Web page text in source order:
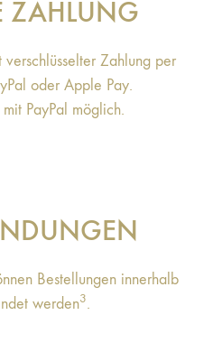
ZAHLUNG
Zahlung per
oder Apple Pay.
PayPal möglich.
Bestellungen innerhalb
werden3.